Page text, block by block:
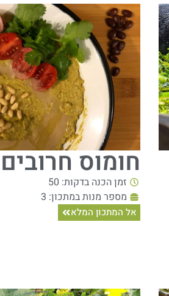
חומוס חרובים
זמן הכנה בדקות: 50
מספר מנות במתכון: 3
אל המתכון המלא